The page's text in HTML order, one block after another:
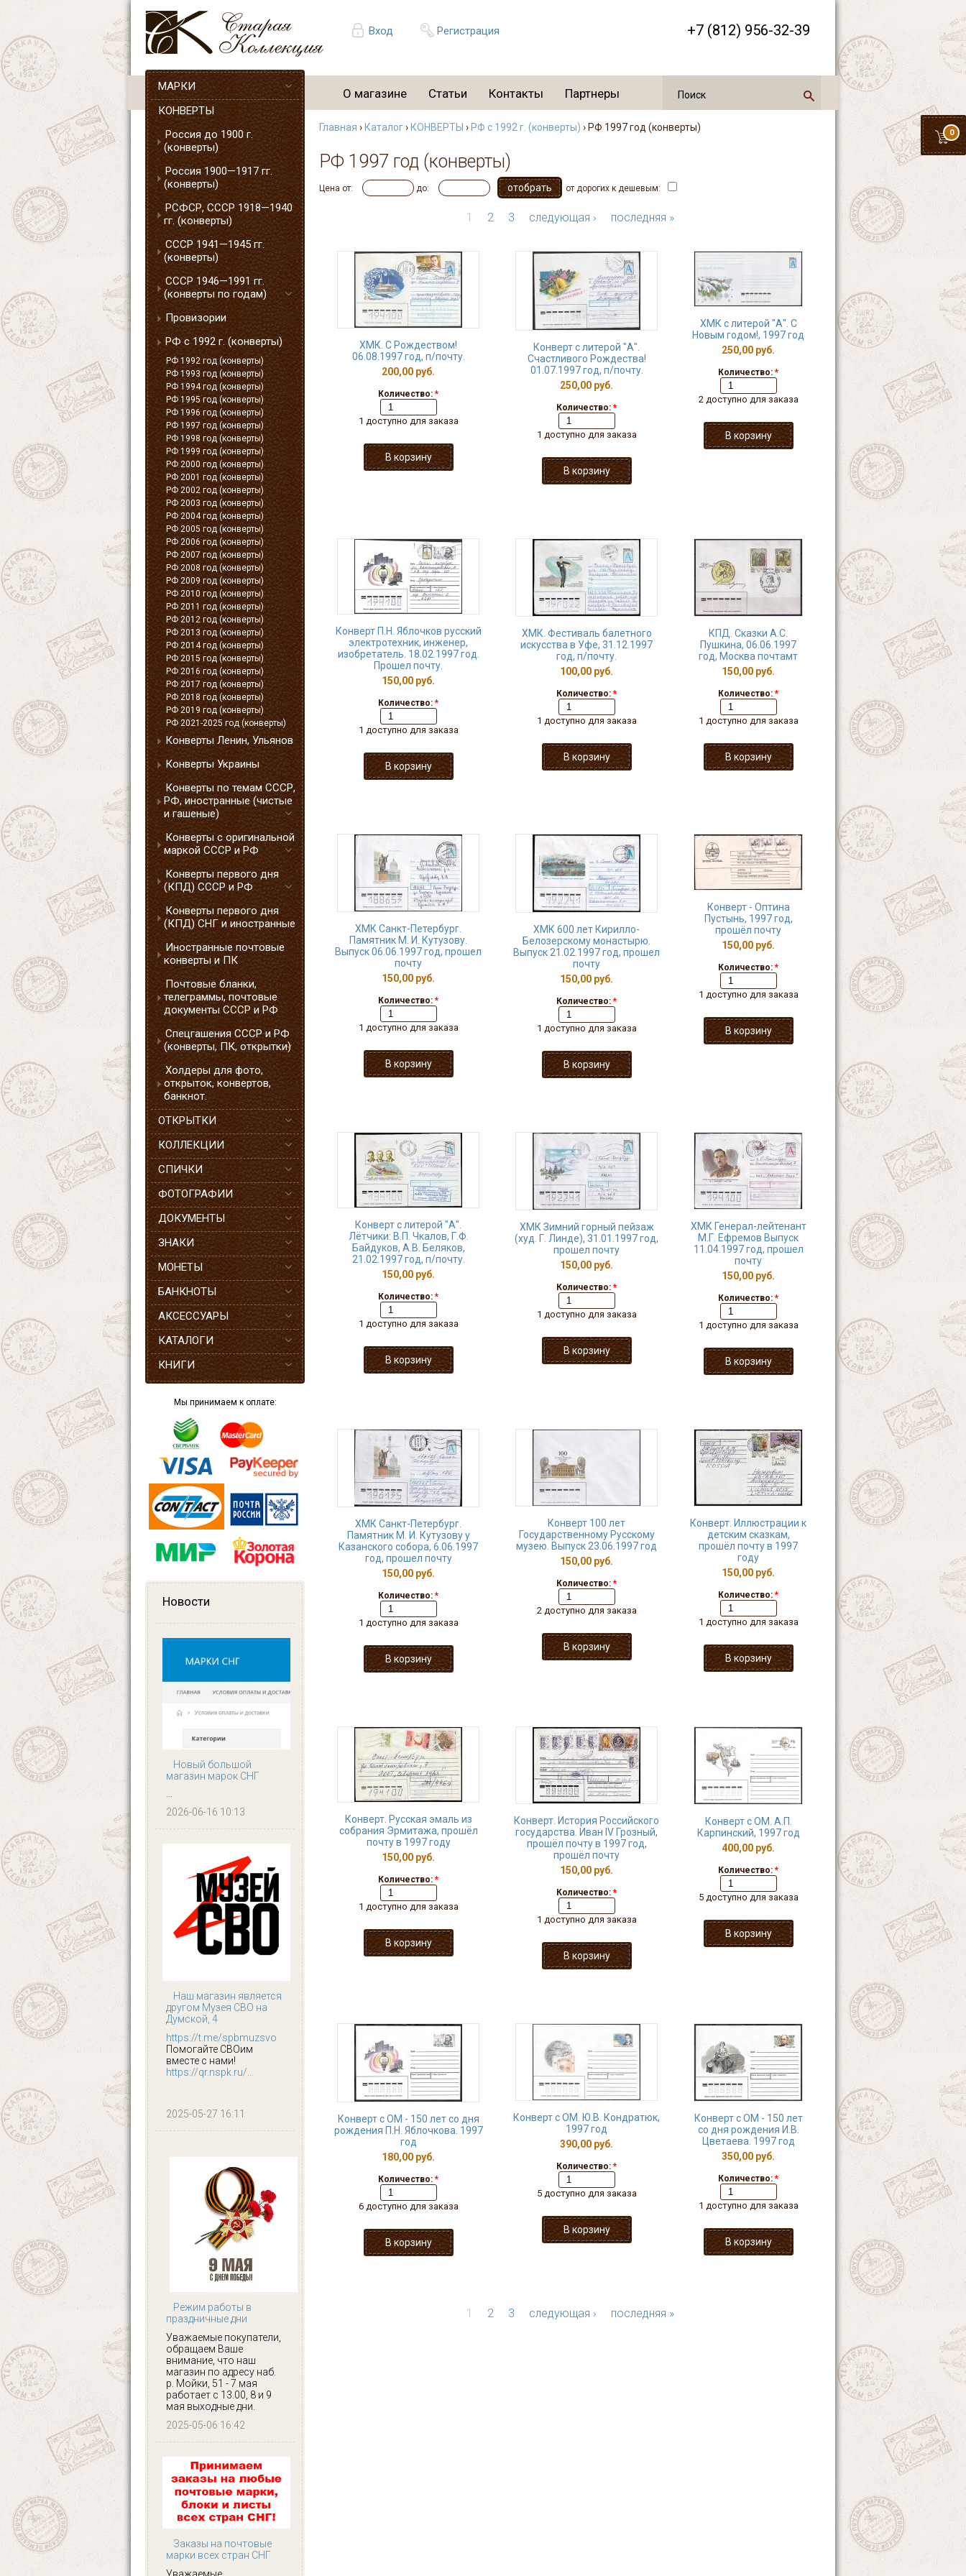
Вход Регистрация +7 (812) 956-32-39
0
О магазине Статьи Контакты Партнеры
МАРКИ
КОНВЕРТЫ
Россия до 1900 г.
(конверты)
Россия 1900—1917 гг.
(конверты)
РСФСР, СССР 1918—1940
гг. (конверты)
СССР 1941—1945 гг.
(конверты)
СССР 1946—1991 гг.
(конверты по годам)
Провизории
РФ с 1992 г. (конверты)
РФ 1992 год (конверты)
РФ 1993 год (конверты)
РФ 1994 год (конверты)
РФ 1995 год (конверты)
РФ 1996 год (конверты)
РФ 1997 год (конверты)
РФ 1998 год (конверты)
РФ 1999 год (конверты)
РФ 2000 год (конверты)
РФ 2001 год (конверты)
РФ 2002 год (конверты)
РФ 2003 год (конверты)
РФ 2004 год (конверты)
РФ 2005 год (конверты)
РФ 2006 год (конверты)
РФ 2007 год (конверты)
РФ 2008 год (конверты)
РФ 2009 год (конверты)
РФ 2010 год (конверты)
РФ 2011 год (конверты)
РФ 2012 год (конверты)
РФ 2013 год (конверты)
РФ 2014 год (конверты)
РФ 2015 год (конверты)
РФ 2016 год (конверты)
РФ 2017 год (конверты)
РФ 2018 год (конверты)
РФ 2019 год (конверты)
РФ 2021-2025 год (конверты)
Конверты Ленин, Ульянов
Конверты Украины
Конверты по темам СССР,
РФ, иностранные (чистые
и гашеные)
Конверты с оригинальной
маркой СССР и РФ
Конверты первого дня
(КПД) СССР и РФ
Конверты первого дня
(КПД) СНГ и иностранные
Иностранные почтовые
конверты и ПК
Почтовые бланки,
телеграммы, почтовые
документы СССР и РФ
Спецгашения СССР и РФ
(конверты, ПК, открытки)
Холдеры для фото,
открыток, конвертов,
банкнот.
ОТКРЫТКИ
КОЛЛЕКЦИИ
СПИЧКИ
ФОТОГРАФИИ
ДОКУМЕНТЫ
ЗНАКИ
МОНЕТЫ
БАНКНОТЫ
АКСЕССУАРЫ
КАТАЛОГИ
КНИГИ
Мы принимаем к оплате:
Новости
Новый большой
магазин марок СНГ
...
2026-06-16 10:13
Наш магазин является
другом Музея СВО на
Думской, 4
https://t.me/spbmuzsvo
Помогайте СВОим
вместе с нами!
https://qr.nspk.ru/...
2025-05-27 16:11
Режим работы в
праздничные дни
Уважаемые покупатели,
обращаем Ваше
внимание, что наш
магазин по адресу наб.
р. Мойки, 51 - 7 мая
работает с 13.00, 8 и 9
мая выходные дни.
2025-05-06 16:42
Заказы на почтовые
марки всех стран СНГ
Главная › Каталог› КОНВЕРТЫ › РФ с 1992 г. (конверты) › РФ 1997 год (конверты)
РФ 1997 год (конверты)
Цена от: до: от дорогих к дешевым:
1 2 3 следующая › последняя »
ХМК. С Рождеством!
06.08.1997 год, п/почту.
200,00 руб.
Количество: *
1 доступно для заказа
Конверт с литерой "А".
Счастливого Рождества!
01.07.1997 год, п/почту.
250,00 руб.
Количество: *
1 доступно для заказа
ХМК с литерой "А". С
Новым годом!, 1997 год
250,00 руб.
Количество: *
2 доступно для заказа
Конверт П.Н. Яблочков русский
электротехник, инженер,
изобретатель. 18.02.1997 год.
Прошел почту.
150,00 руб.
Количество: *
1 доступно для заказа
ХМК. Фестиваль балетного
искусства в Уфе, 31.12.1997
год, п/почту.
100,00 руб.
Количество: *
1 доступно для заказа
КПД. Сказки А.С.
Пушкина, 06.06.1997
год, Москва почтамт
150,00 руб.
Количество: *
1 доступно для заказа
ХМК Санкт-Петербург.
Памятник М. И. Кутузову.
Выпуск 06.06.1997 год, прошел
почту
150,00 руб.
Количество: *
1 доступно для заказа
ХМК 600 лет Кирилло-
Белозерскому монастырю.
Выпуск 21.02.1997 год, прошел
почту
150,00 руб.
Количество: *
1 доступно для заказа
Конверт - Оптина
Пустынь, 1997 год,
прошёл почту
150,00 руб.
Количество: *
1 доступно для заказа
Конверт с литерой "А".
Лётчики: В.П. Чкалов, Г.Ф.
Байдуков, А.В. Беляков,
21.02.1997 год, п/почту.
150,00 руб.
Количество: *
1 доступно для заказа
ХМК Зимний горный пейзаж
(худ. Г. Линде), 31.01.1997 год,
прошел почту
150,00 руб.
Количество: *
1 доступно для заказа
ХМК Генерал-лейтенант
М.Г. Ефремов Выпуск
11.04.1997 год, прошел
почту
150,00 руб.
Количество: *
1 доступно для заказа
ХМК Санкт-Петербург.
Памятник М. И. Кутузову у
Казанского собора, 6.06.1997
год, прошел почту
150,00 руб.
Количество: *
1 доступно для заказа
Конверт 100 лет
Государственному Русскому
музею. Выпуск 23.06.1997 год
150,00 руб.
Количество: *
2 доступно для заказа
Конверт. Иллюстрации к
детским сказкам,
прошёл почту в 1997
году
150,00 руб.
Количество: *
1 доступно для заказа
Конверт. Русская эмаль из
собрания Эрмитажа, прошёл
почту в 1997 году
150,00 руб.
Количество: *
1 доступно для заказа
Конверт. История Российского
государства. Иван IV Грозный,
прошёл почту в 1997 год,
прошёл почту
150,00 руб.
Количество: *
1 доступно для заказа
Конверт с ОМ. А.П.
Карпинский, 1997 год
400,00 руб.
Количество: *
5 доступно для заказа
Конверт с ОМ - 150 лет со дня
рождения П.Н. Яблочкова. 1997
год
180,00 руб.
Количество: *
6 доступно для заказа
Конверт с ОМ. Ю.В. Кондратюк,
1997 год
390,00 руб.
Количество: *
5 доступно для заказа
Конверт с ОМ - 150 лет
со дня рождения И.В.
Цветаева. 1997 год
350,00 руб.
Количество: *
1 доступно для заказа
1 2 3 следующая › последняя »